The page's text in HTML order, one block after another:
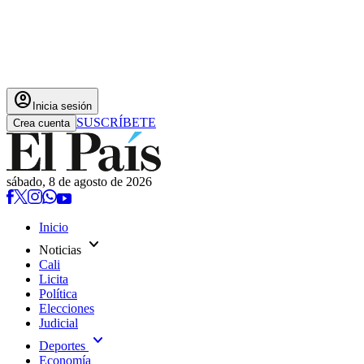
account_circle Inicia sesión
Crea cuenta SUSCRÍBETE
sábado, 8 de agosto de 2026
Inicio
Noticias expand_more
Cali
Licita
Política
Elecciones
Judicial
Deportes expand_more
Economía